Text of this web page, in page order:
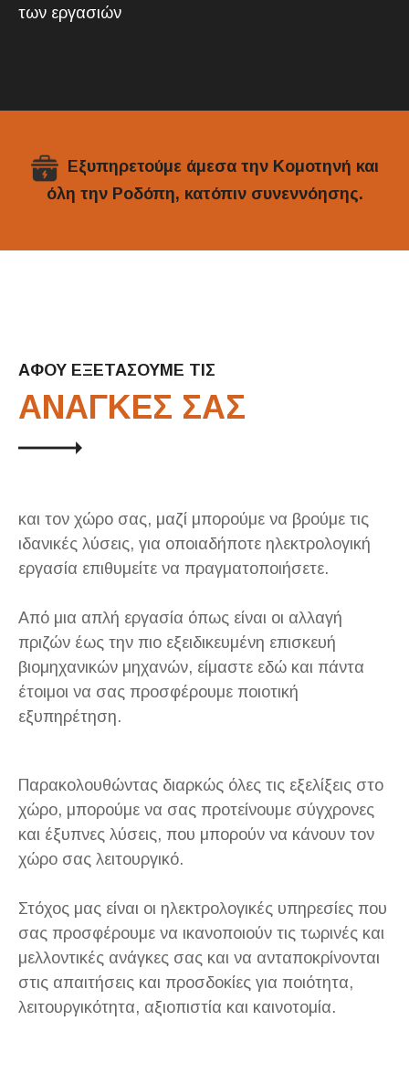
των εργασιών
Εξυπηρετούμε άμεσα την Κομοτηνή και
όλη την Ροδόπη, κατόπιν συνεννόησης.
ΑΦΟΥ ΕΞΕΤΑΣΟΥΜΕ ΤΙΣ
ΑΝΑΓΚΕΣ ΣΑΣ
και τον χώρο σας, μαζί μπορούμε να βρούμε τις
ιδανικές λύσεις, για οποιαδήποτε ηλεκτρολογική
εργασία επιθυμείτε να πραγματοποιήσετε.
Από μια απλή εργασία όπως είναι οι αλλαγή
πριζών έως την πιο εξειδικευμένη επισκευή
βιομηχανικών μηχανών, είμαστε εδώ και πάντα
έτοιμοι να σας προσφέρουμε ποιοτική
εξυπηρέτηση.
Παρακολουθώντας διαρκώς όλες τις εξελίξεις στο
χώρο, μπορούμε να σας προτείνουμε σύγχρονες
και έξυπνες λύσεις, που μπορούν να κάνουν τον
χώρο σας λειτουργικό.
Στόχος μας είναι οι ηλεκτρολογικές υπηρεσίες που
σας προσφέρουμε να ικανοποιούν τις τωρινές και
μελλοντικές ανάγκες σας και να ανταποκρίνονται
στις απαιτήσεις και προσδοκίες για ποιότητα,
λειτουργικότητα, αξιοπιστία και καινοτομία.